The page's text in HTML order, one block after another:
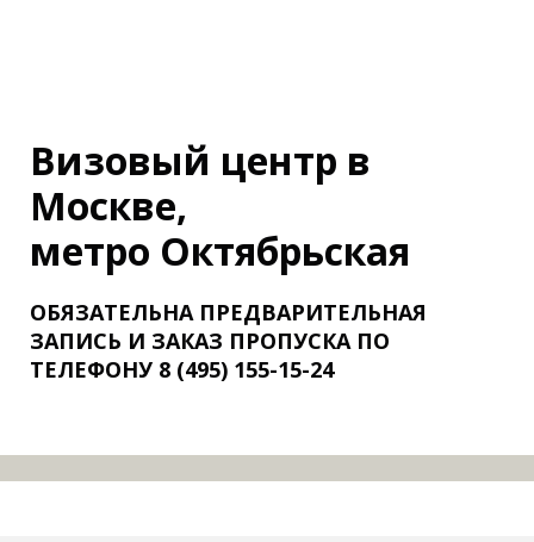
Визовый центр в
Москве,
метро Октябрьская
ОБЯЗАТЕЛЬНА ПРЕДВАРИТЕЛЬНАЯ
ЗАПИСЬ И ЗАКАЗ ПРОПУСКА ПО
ТЕЛЕФОНУ 8 (495) 155-15-24